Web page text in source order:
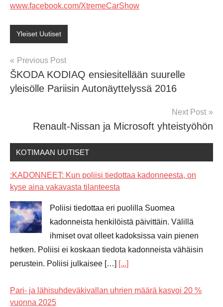
www.facebook.com/XtremeCarShow
Yleiset Uutiset
Post
navigation
Previous Post
ŠKODA KODIAQ ensiesitellään suurelle
yleisölle Pariisin Autonäyttelyssä 2016
Next Post
Renault-Nissan ja Microsoft yhteistyöhön
KOTIMAAN UUTISET
:KADONNEET: Kun poliisi tiedottaa kadonneesta, on
kyse aina vakavasta tilanteesta
Poliisi tiedottaa eri puolilla Suomea
kadonneista henkilöistä päivittäin. Välillä
ihmiset ovat olleet kadoksissa vain pienen
hetken. Poliisi ei koskaan tiedota kadonneista vähäisin
perustein. Poliisi julkaisee […] [...]
Pari- ja lähisuhdeväkivallan uhrien määrä kasvoi 20 %
vuonna 2025